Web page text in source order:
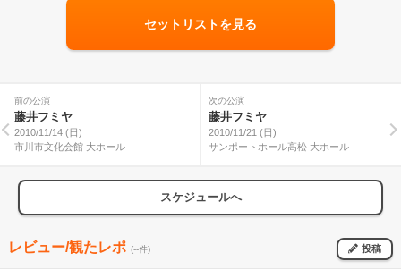
セットリストを見る
前の公演
藤井フミヤ
2010/11/14 (日)
市川市文化会館 大ホール
次の公演
藤井フミヤ
2010/11/21 (日)
サンポートホール高松 大ホール
スケジュールへ
レビュー/観たレポ (--件) 投稿